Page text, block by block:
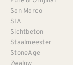
San Marco
SIA
Sichtbeton
Staalmeester
StoneAge
Zwaluw